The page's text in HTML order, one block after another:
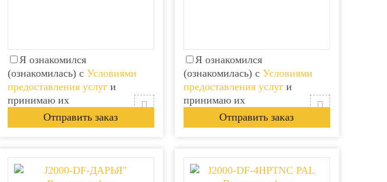
Я ознакомился
(ознакомилась) с Условиями
предоставления услуги
принимаю их
Я ознакомился
(ознакомилась) с Условиями
предоставления услуги
принимаю их